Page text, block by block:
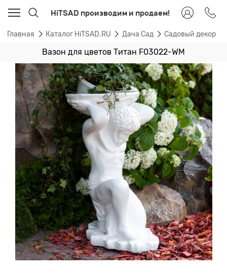
HiTSAD производим и продаем!
Главная Каталог HiTSAD.RU Дача Сад Садовый декор
Вазон для цветов Титан F03022-WM